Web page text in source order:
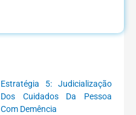
Estratégia 5: Judicialização
Dos Cuidados Da Pessoa
Com Demência